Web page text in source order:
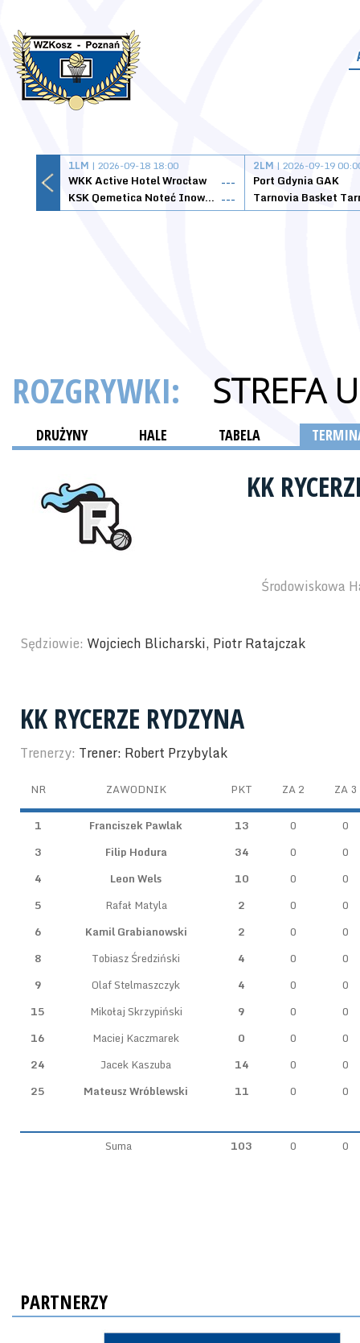
1LM | 2026-09-18 18:00
WKK Active Hotel Wrocław
---
KSK Qemetica Noteć Inowrocław ---
2LM | 2026-09-19
Port Gdynia GAK
ROZGRYWKI: STREFA
DRUŻYNY HALE TABELA
KK
Środowiskowa
Sędziowie: Wojciech Blicharski, Piotr Ratajczak
KK RYCERZE RYDZYNA
Trenerzy: Trener: Robert Przybylak
NR ZAWODNIK PKT ZA 2 ZA 3
1 Franciszek Pawlak 13 0
0
3
Filip Hodura 34 0
0
4
Leon Wels 10 0
0
5
Rafał Matyla 2 0
0
6
Kamil Grabianowski 2 0
0
8
Tobiasz Średziński 4 0
0
9
Olaf Stelmaszczyk 4 0
0
15
Mikołaj Skrzypiński 9 0
0
16
Maciej Kaczmarek 0 0
0
24
Jacek Kaszuba 14 0
0
25
Mateusz Wróblewski 11 0 0
Suma 103 0 0
PARTNERZY